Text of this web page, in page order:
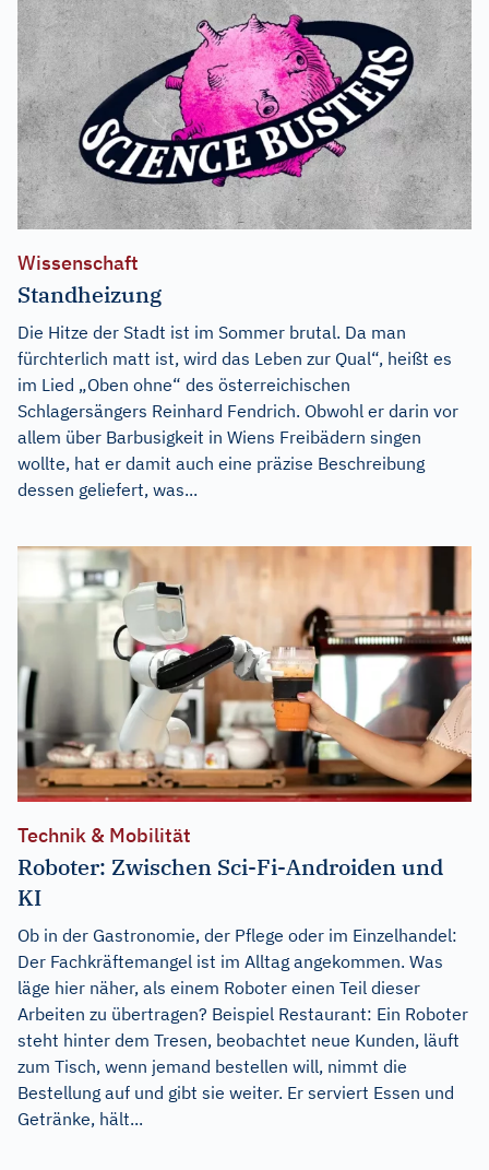
Wissenschaft
Standheizung
Die Hitze der Stadt ist im Sommer brutal. Da man
fürchterlich matt ist, wird das Leben zur Qual“, heißt es
im Lied „Oben ohne“ des österreichischen
Schlagersängers Reinhard Fendrich. Obwohl er darin vor
allem über Barbusigkeit in Wiens Freibädern singen
wollte, hat er damit auch eine präzise Beschreibung
dessen geliefert, was...
Technik & Mobilität
Roboter: Zwischen Sci-Fi-Androiden und
KI
Ob in der Gastronomie, der Pflege oder im Einzelhandel:
Der Fachkräftemangel ist im Alltag angekommen. Was
läge hier näher, als einem Roboter einen Teil dieser
Arbeiten zu übertragen? Beispiel Restaurant: Ein Roboter
steht hinter dem Tresen, beobachtet neue Kunden, läuft
zum Tisch, wenn jemand bestellen will, nimmt die
Bestellung auf und gibt sie weiter. Er serviert Essen und
Getränke, hält...